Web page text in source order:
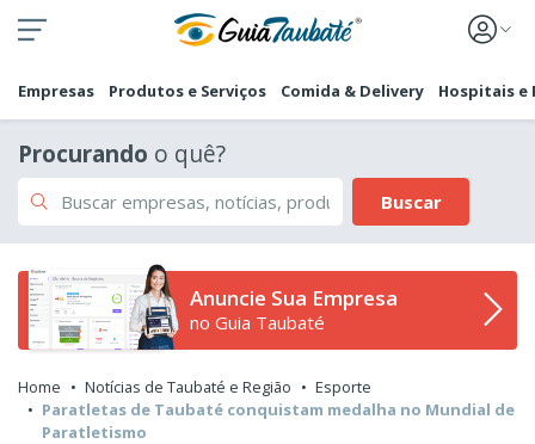
Empresas Produtos e Serviços Comida & Delivery Hospitais e
Procurando o quê?
Buscar
Anuncie Sua Empresa
no Guia Taubaté
Home Notícias de Taubaté e Região
Esporte
Paratletas de Taubaté conquistam medalha no Mundial de
Paratletismo